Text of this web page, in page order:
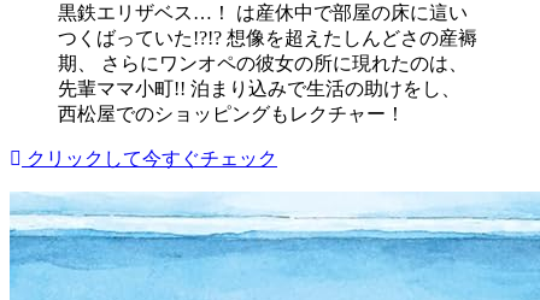
黒鉄エリザベス…！ は産休中で部屋の床に這い
つくばっていた!?!? 想像を超えたしんどさの産褥
期、 さらにワンオペの彼女の所に現れたのは、
先輩ママ小町!! 泊まり込みで生活の助けをし、
西松屋でのショッピングもレクチャー！
クリックして今すぐチェック